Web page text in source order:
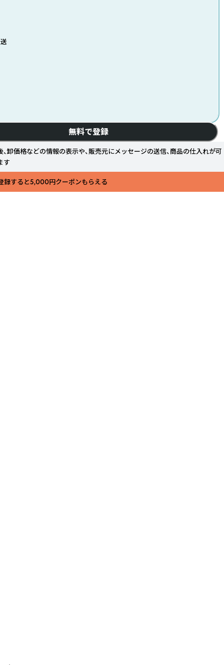
無料で登録
、卸価格などの情報の表示や、販売元にメッセージの送信、商品の仕入れが可
す
登録すると5,000円クーポンもらえる